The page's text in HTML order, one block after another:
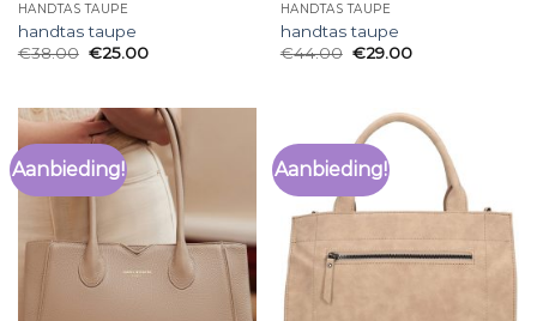
HANDTAS TAUPE
handtas taupe
€38.00 €25.00
HANDTAS TAUPE
handtas taupe
€44.00 €29.00
Aanbieding! Aanbieding!